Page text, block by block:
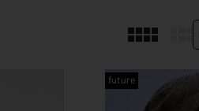
future